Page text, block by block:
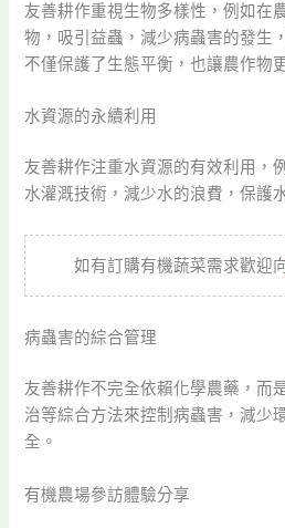
友善耕作重視生物多樣性，例如在
物，吸引益蟲，減少病蟲害的發生
不僅保護了生態平衡，也讓農作物
水資源的永續利用
友善耕作注重水資源的有效利用，
水灌溉技術，減少水的浪費，保護
如有訂購有機蔬菜需求歡迎
病蟲害的綜合管理
友善耕作不完全依賴化學農藥，而
治等綜合方法來控制病蟲害，減少
全。
有機農場參訪體驗分享